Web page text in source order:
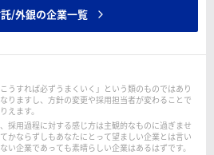
/外銀の企業一覧
うすれば必ずうまくいく」という類のものではあり
りますし、方針の変更や採用担当者が変わることで
えます。
採用過程に対する感じ方は主観的なものに過ぎませ
かならずしもあなたにとって望ましい企業とは言い
い企業であっても素晴らしい企業はあるはずです。